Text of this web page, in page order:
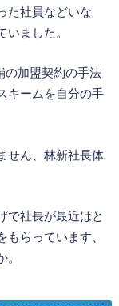
た社員などいな
ました。
の加盟契約の手法
キームを自分の手
せん、林新社長体
で社長が最近はと
らっています、